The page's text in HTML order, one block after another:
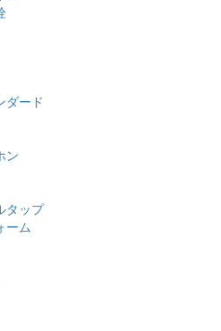
ダード
ン
タップ
ーム